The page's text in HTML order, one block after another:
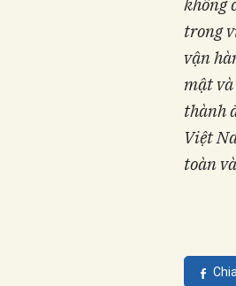
không
trong
vận
mật
thành
Việt
toàn